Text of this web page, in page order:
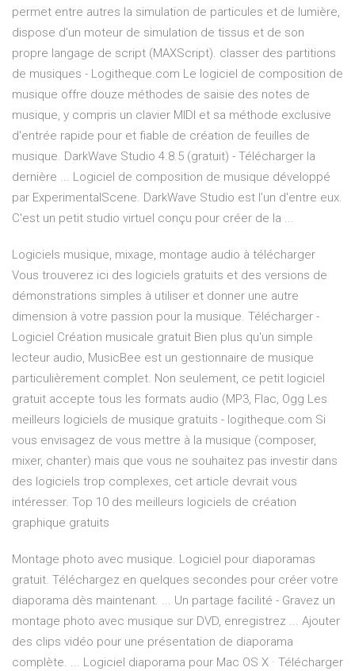
permet entre autres la simulation de particules et de lumière,
dispose d’un moteur de simulation de tissus et de son
propre langage de script (MAXScript). classer des partitions
de musiques - Logitheque.com Le logiciel de composition de
musique offre douze méthodes de saisie des notes de
musique, y compris un clavier MIDI et sa méthode exclusive
d'entrée rapide pour et fiable de création de feuilles de
musique. DarkWave Studio 4.8.5 (gratuit) - Télécharger la
dernière ... Logiciel de composition de musique développé
par ExperimentalScene. DarkWave Studio est l’un d'entre eux.
C'est un petit studio virtuel conçu pour créer de la ...
Logiciels musique, mixage, montage audio à télécharger
Vous trouverez ici des logiciels gratuits et des versions de
démonstrations simples à utiliser et donner une autre
dimension à votre passion pour la musique. Télécharger -
Logiciel Création musicale gratuit Bien plus qu'un simple
lecteur audio, MusicBee est un gestionnaire de musique
particulièrement complet. Non seulement, ce petit logiciel
gratuit accepte tous les formats audio (MP3, Flac, Ogg Les
meilleurs logiciels de musique gratuits - logitheque.com Si
vous envisagez de vous mettre à la musique (composer,
mixer, chanter) mais que vous ne souhaitez pas investir dans
des logiciels trop complexes, cet article devrait vous
intéresser. Top 10 des meilleurs logiciels de création
graphique gratuits
Montage photo avec musique. Logiciel pour diaporamas
gratuit. Téléchargez en quelques secondes pour créer votre
diaporama dès maintenant. ... Un partage facilité - Gravez un
montage photo avec musique sur DVD, enregistrez ... Ajouter
des clips vidéo pour une présentation de diaporama
complète. ... Logiciel diaporama pour Mac OS X · Télécharger